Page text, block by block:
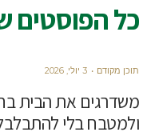
כל הפוסטים
תוכן מקודם 3 יולי, 2026
משדרגים את הבית
ולמטבח בלי